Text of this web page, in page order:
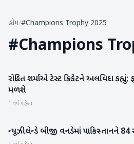
હોમ/#Champions Trophy 2025
#Champions
રમતગમત
રોહિત શર્માએ ટેસ્ટ ક્રિકેટને અલવિદા
મળશે
1 વર્ષ પહેલા
રમતગમત
ન્યૂઝીલેન્ડે બીજી વનડેમાં પાકિસ્તાનને 84